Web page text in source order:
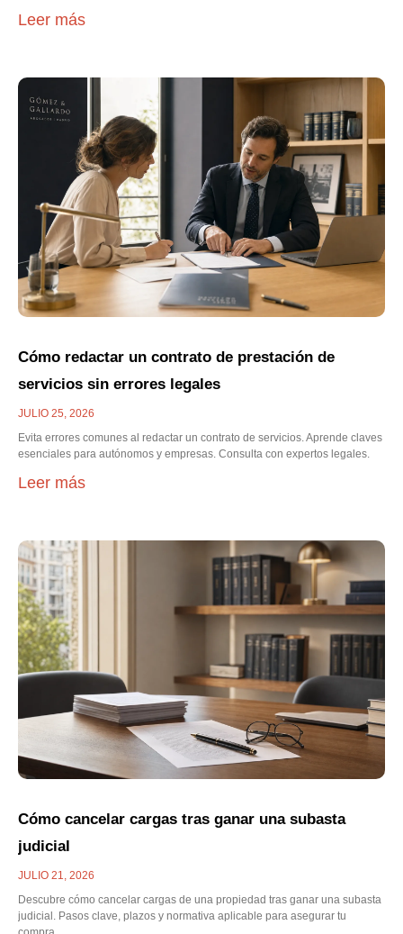
Leer más
Cómo redactar un contrato de prestación de
servicios sin errores legales
JULIO 25, 2026
Evita errores comunes al redactar un contrato de servicios. Aprende claves
esenciales para autónomos y empresas. Consulta con expertos legales.
Leer más
Cómo cancelar cargas tras ganar una subasta
judicial
JULIO 21, 2026
Descubre cómo cancelar cargas de una propiedad tras ganar una subasta
judicial. Pasos clave, plazos y normativa aplicable para asegurar tu